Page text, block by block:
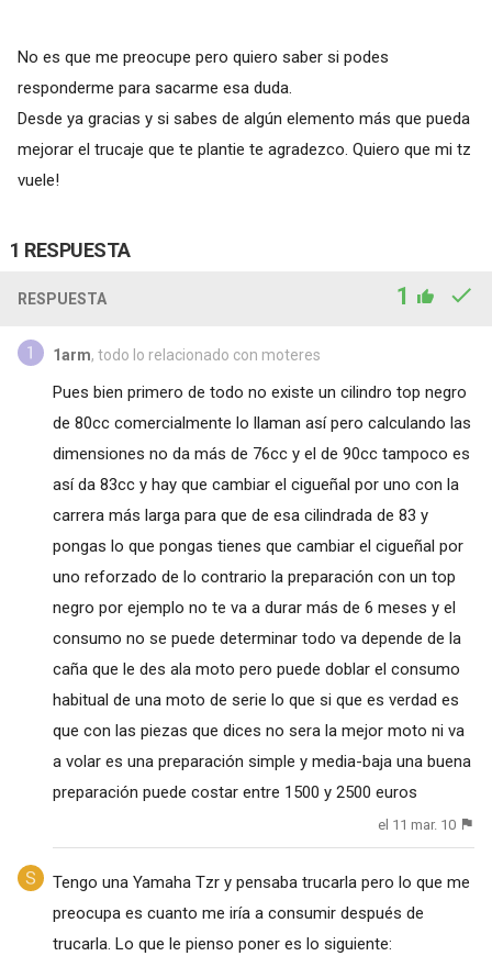
No es que me preocupe pero quiero saber si podes
responderme para sacarme esa duda.
Desde ya gracias y si sabes de algún elemento más que pueda
mejorar el trucaje que te plantie te agradezco. Quiero que mi tz
vuele!
1 RESPUESTA
RESPUESTA 1
1arm, todo lo relacionado con moteres
Pues bien primero de todo no existe un cilindro top negro
de 80cc comercialmente lo llaman así pero calculando las
dimensiones no da más de 76cc y el de 90cc tampoco es
así da 83cc y hay que cambiar el cigueñal por uno con la
carrera más larga para que de esa cilindrada de 83 y
pongas lo que pongas tienes que cambiar el cigueñal por
uno reforzado de lo contrario la preparación con un top
negro por ejemplo no te va a durar más de 6 meses y el
consumo no se puede determinar todo va depende de la
caña que le des ala moto pero puede doblar el consumo
habitual de una moto de serie lo que si que es verdad es
que con las piezas que dices no sera la mejor moto ni va
a volar es una preparación simple y media-baja una buena
preparación puede costar entre 1500 y 2500 euros
el 11 mar. 10
Tengo una Yamaha Tzr y pensaba trucarla pero lo que me
preocupa es cuanto me iría a consumir después de
trucarla. Lo que le pienso poner es lo siguiente: